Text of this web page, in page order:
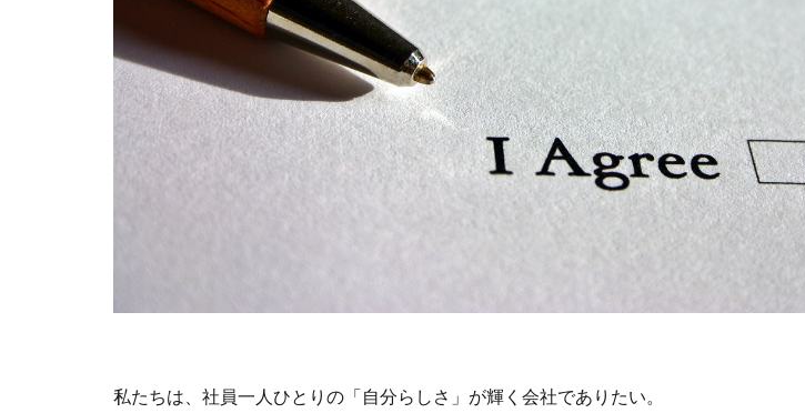
私たちは、社員一人ひとりの「自分らしさ」が輝く会社でありたい。